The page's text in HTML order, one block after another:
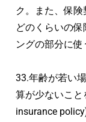
ク。また、保
どのくらいの
ングの部分に使
33.年齢が若い
算が少ないこ
insurance